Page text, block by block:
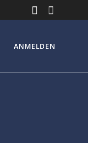
ANMELDEN